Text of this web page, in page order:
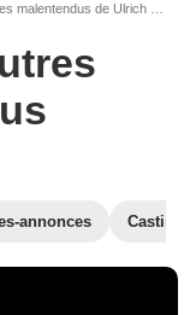
de Ulrich Köhler
annonces Casting